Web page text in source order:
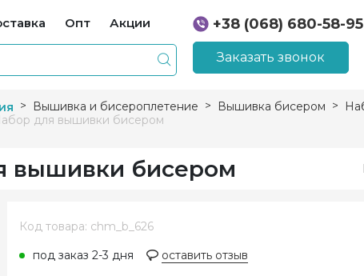
Опт Акции
+38 (068) 680-58-95
+38 (066) 207-14-90
Заказать звонок
Вышивка и бисероплетение Вышивка бисером
для вышивки бисером
вышивки бисером
Код товара: chm_b_626
под заказ 2-3 дня
оставить отзыв